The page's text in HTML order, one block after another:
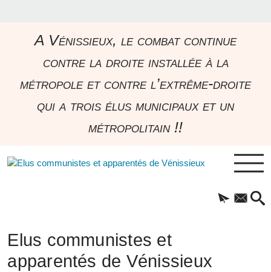
A Vénissieux, le combat continue
contre la droite installée à la
métropole et contre l’extrême-droite
qui a trois élus municipaux et un
métropolitain !!
Elus communistes et
apparentés de Vénissieux